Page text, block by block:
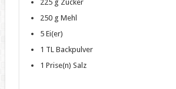
225 g Zucker
250 g Mehl
5 Ei(er)
1 TL Backpulver
1 Prise(n) Salz